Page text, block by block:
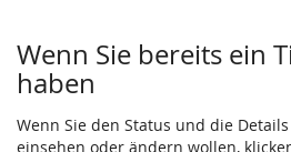
Wenn Sie bereits ein
haben
Wenn Sie den Status und die
einsehen oder ändern wollen,